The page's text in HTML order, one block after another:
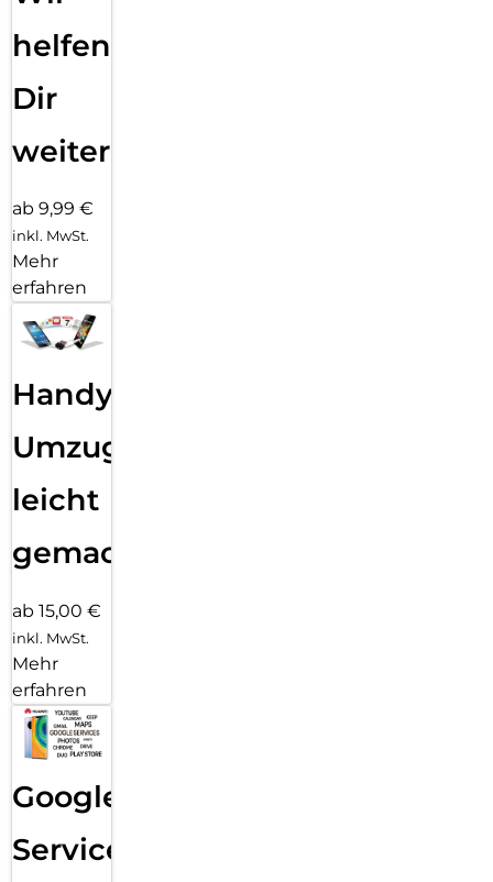
helfen
Dir
weiter
ab 9,99 €
inkl. MwSt.
Mehr
erfahren
Handy
Umzug
leicht
gemacht!
ab 15,00 €
inkl. MwSt.
Mehr
erfahren
Google
Services